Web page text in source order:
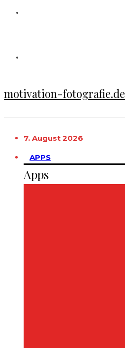
motivation-fotografie.de
7. August 2026
APPS
Apps